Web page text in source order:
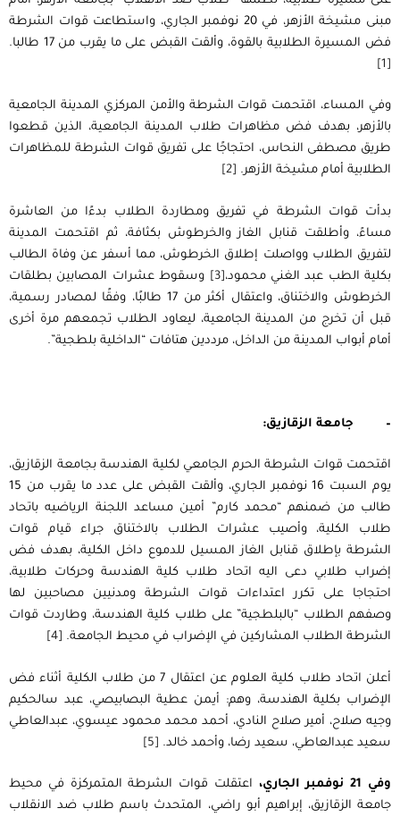
مبنى مشيخة الأزهر، في 20 نوفمبر الجاري، واستطاعت قوات الشرطة
فض المسيرة الطلابية بالقوة، وألقت القبض على ما يقرب من 17 طالبا.
وفي المساء، اقتحمت قوات الشرطة والأمن المركزي المدينة الجامعية
بالأزهر، بهدف فض مظاهرات طلاب المدينة الجامعية، الذين قطعوا
طريق مصطفى النحاس، احتجاجًا على تفريق قوات الشرطة للمظاهرات
الطلابية أمام مشيخة الأزهر.
بدأت قوات الشرطة في تفريق ومطاردة الطلاب بدءًا من العاشرة
مساءً، وأطلقت قنابل الغاز والخرطوش بكثافة، ثم اقتحمت المدينة
لتفريق الطلاب وواصلت إطلاق الخرطوش، مما أسفر عن وفاة الطالب
بكلية الطب عبد الغني محمود،[3]
وسقوط عشرات المصابين بطلقات
الخرطوش والاختناق، واعتقال أكثر من 17 طالبًا، وفقًا لمصادر رسمية،
قبل أن تخرج من المدينة الجامعية، ليعاود الطلاب تجمعهم مرة أخرى
أمام أبواب المدينة من الداخل، مرددين هتافات “الداخلية بلطجية”.
– جامعة الزقازيق:
اقتحمت قوات الشرطة الحرم الجامعي لكلية الهندسة بجامعة الزقازيق،
يوم السبت 16 نوفمبر الجاري، وألقت القبض على عدد ما يقرب من 15
طالب من ضمنهم “محمد كارم” أمين مساعد اللجنة الرياضيه باتحاد
طلاب الكلية، وأصيب عشرات الطلاب بالاختناق جراء قيام قوات
الشرطة بإطلاق قنابل الغاز المسيل للدموع داخل الكلية، بهدف فض
إضراب طلابي دعى اليه اتحاد طلاب كلية الهندسة وحركات طلابية،
احتجاجا على تكرر اعتداءات قوات الشرطة ومدنيين مصاحبين لها
وصفهم الطلاب “بالبلطجية” على طلاب كلية الهندسة، وطاردت قوات
الشرطة الطلاب المشاركين في الإضراب في محيط الجامعة.
أعلن اتحاد طلاب كلية العلوم عن اعتقال 7 من طلاب الكلية أثناء فض
الإضراب بكلية الهندسة، وهم: أيمن عطية البصابيصي، عبد سالحكيم
وجيه صلاح، أمير صلاح النادي، أحمد محمد محمود عيسوي، عبدالعاطي
سعيد عبدالعاطي، سعيد رضا، وأحمد خالد.
وفي 21 نوفمبر الجاري،
اعتقلت قوات الشرطة المتمركزة في محيط
جامعة الزقازيق، إبراهيم أبو راضي، المتحدث باسم طلاب ضد الانقلاب